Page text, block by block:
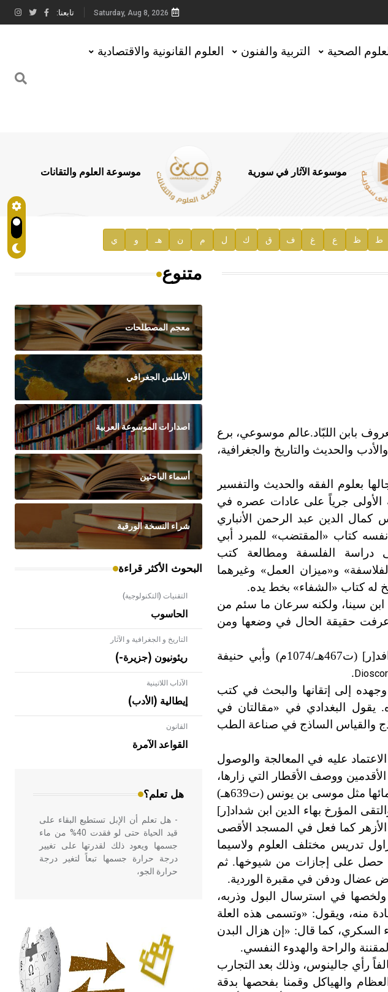
Saturday, Aug 8, 2026 تابعنا:
الصحية التربية والفنون العلوم القانونية والاقتصادية
موسوعة الآثار في سورية موسوعة العلوم والتقانات
ط ظ ع غ ف ق ك ل م ن هـ و ي
بابن اللبّاد.عالم موسوعي، برع
والحديث والتاريخ والجغرافية،
بعلوم الفقه والحديث والتفسير
الأولى جرياً على عادات عصره في
كمال الدين عبد الرحمن الأنباري
كتاب «المقتضب» للمبرد أبي
الفلسفة ومطالعة كتب
و«ميزان العمل» وغيرهما
وكتب ابن سينا، ولكنه سرعان ما سئم من
حقيقة الحال في وضعها ومن
[ر]
(ت467هـ/1074م) وأبي حنيفة
.
إلى إتقانها والبحث في كتب
يقول البغدادي في «مقالتان في
والقياس الساذج في صناعة الطب
عليه في المعالجة والوصول
ووصف الأقطار التي زارها،
إذ كان مولعاً بالسياحة والترحال طلباً للعلم. فقد سافر إلى الموصل وحضر مجلس بعض علمائها مثل موسى بن يونس (ت639هـ)
[ر ]
كما فعل في المسجد الأقصى
العزيزية حيث زاول تدريس مختلف العلوم ولاسيما
حصل على إجازات من شيوخها. ثم
في استرسال البول وذربه،
منه، ويقول: «وتسمى هذه العلة
السكري، كما قال: «إن هزال البدن
والراحة والهدوء النفسي.
رأي جالينوس، وذلك بعد التجارب
والهياكل وقمنا بفحصها بدقة
متنوع
معجم المصطلحات
الأطلس الجغرافي
اصدارات الموسوعة العربية
أسماء الباحثين
شراء النسخة الورقية
البحوث الأكثر قراءة
التقنيات (التكنولوجية)
الحاسوب
التاريخ و الجغرافية و الآثار
ريئونيون (جزيرة-)
الآداب اللاتينية
إيطالية (الأدب)
القانون
القواعد الآمرة
هل تعلم؟
- هل تعلم أن الأبلق نوع من الفنون
الهندسية التي ارتبطت بالعمارة الإسلامية
في بلاد الشام ومصر خاصة، حيث يحرص
- هل تعلم أن الإبل تستطيع البقاء على
قيد الحياة حتى لو فقدت 40% من ماء
جسمها ويعود ذلك لقدرتها على تغيير
درجة حرارة جسمها تبعاً لتغير درجة
حرارة الجو،
أربعة مؤلفات هي: الحكم، الأدلة، تنظيم
التغذية، ورسالته في جروح الرأس.
ويعود له الفضل بأنه حرر الطب من
الدين والفلسفة.